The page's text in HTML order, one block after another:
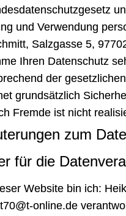
und Verwendung
Salzgasse 5,
Ihren Datenschutz
der
grundsätzlich
Fremde ist nicht
zum
für die
Website bin ich:
online.de